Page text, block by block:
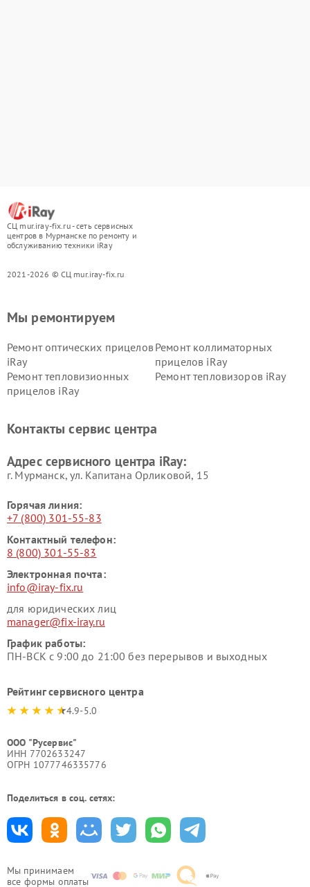
СЦ mur.iray-fix.ru - сеть сервисных
центров в Мурманске по ремонту и
обслуживанию техники iRay
2021-2026 © СЦ mur.iray-fix.ru
Мы принимаем
все формы оплаты
Мы ремонтируем
Ремонт оптических прицелов
iRay
Ремонт коллиматорных
прицелов iRay
Ремонт тепловизионных
прицелов iRay
Ремонт тепловизоров iRay
Контакты сервис центра
Адрес сервисного центра iRay:
г. Мурманск, ул. Капитана Орликовой, 15
Горячая линия:
+7 (800) 301-55-83
Контактный телефон:
8 (800) 301-55-83
Электронная почта:
info@iray-fix.ru
для юридических лиц
manager@fix-iray.ru
График работы:
ПН-ВСК с 9:00 до 21:00 без перерывов и выходных
Рейтинг сервисного центра
4.9-5.0
ООО "Русервис"
ИНН 7702633247
ОГРН 1077746335776
Поделиться в соц. сетях: